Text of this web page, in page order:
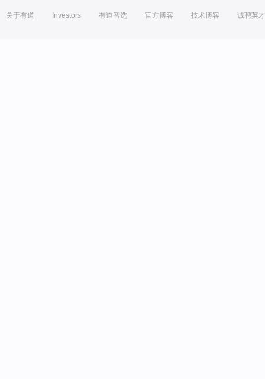
关于有道 Investors 有道智选 官方博客 技术博客 诚聘英才